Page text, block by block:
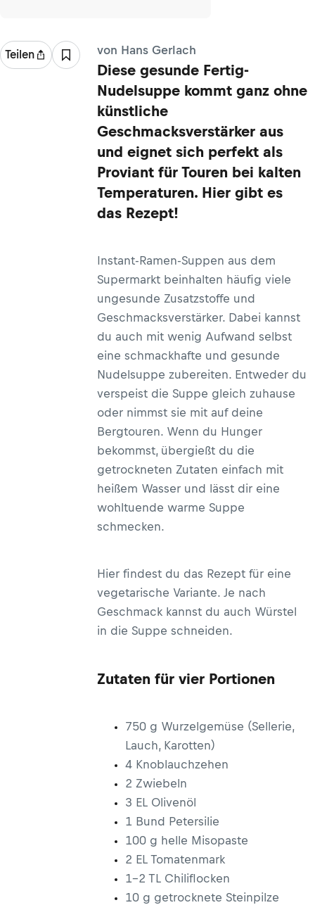
Teilen von Hans Gerlach
Diese gesunde Fertig-
Nudelsuppe kommt ganz ohne
künstliche
Geschmacksverstärker aus
und eignet sich perfekt als
Proviant für Touren bei kalten
Temperaturen. Hier gibt es
das Rezept!
Instant-Ramen-Suppen aus dem
Supermarkt beinhalten häufig viele
ungesunde Zusatzstoffe und
Geschmacksverstärker. Dabei kannst
du auch mit wenig Aufwand selbst
eine schmackhafte und gesunde
Nudelsuppe zubereiten. Entweder du
verspeist die Suppe gleich zuhause
oder nimmst sie mit auf deine
Bergtouren. Wenn du Hunger
bekommst, übergießt du die
getrockneten Zutaten einfach mit
heißem Wasser und lässt dir eine
wohltuende warme Suppe
schmecken.
Hier findest du das Rezept für eine
vegetarische Variante. Je nach
Geschmack kannst du auch Würstel
in die Suppe schneiden.
Zutaten für vier Portionen
750 g Wurzelgemüse (Sellerie,
Lauch, Karotten)
4 Knoblauchzehen
2 Zwiebeln
3 EL Olivenöl
1 Bund Petersilie
100 g helle Misopaste
2 EL Tomatenmark
1–2 TL Chiliflocken
10 g getrocknete Steinpilze